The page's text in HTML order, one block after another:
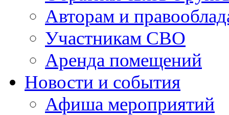
Авторам и
Участникам СВО
Аренда помещений
Новости и события
Афиша мероприятий